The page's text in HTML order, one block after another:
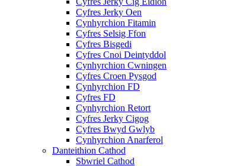
Cyfres Jerky Oen
Cynhyrchion Fitamin
Cyfres Selsig Ffon
Cyfres Bisgedi
Cyfres Cnoi Deintyddol
Cynhyrchion Cwningen
Cyfres Croen Pysgod
Cynhyrchion FD
Cyfres FD
Cynhyrchion Retort
Cyfres Jerky Cigog
Cyfres Bwyd Gwlyb
Cynhyrchion Anarferol
Danteithion Cathod
Sbwriel Cathod